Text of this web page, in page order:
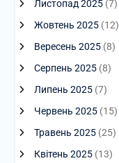
Листопад 2025(7)
Жовтень 2025(12)
Вересень 2025(8)
Серпень 2025(8)
Липень 2025(7)
Червень 2025(15)
Травень 2025(25)
Квітень 2025(13)